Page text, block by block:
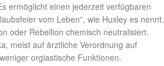
ermöglicht einen jederzeit verfügbaren
vom Leben”, wie Huxley es nennt.
oder Rebellion chemisch neutralisiert.
meist auf ärztliche Verordnung auf
orgiastische Funktionen.